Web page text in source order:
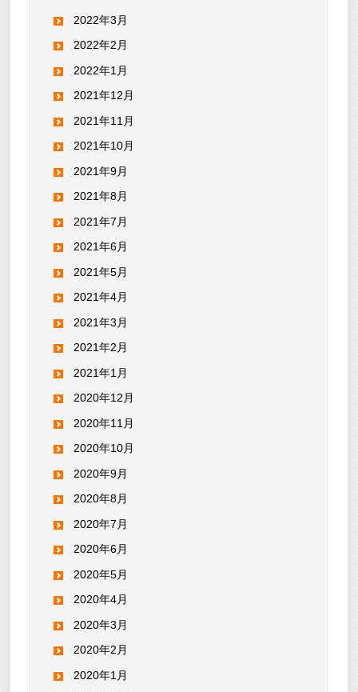
2022年3月
2022年2月
2022年1月
2021年12月
2021年11月
2021年10月
2021年9月
2021年8月
2021年7月
2021年6月
2021年5月
2021年4月
2021年3月
2021年2月
2021年1月
2020年12月
2020年11月
2020年10月
2020年9月
2020年8月
2020年7月
2020年6月
2020年5月
2020年4月
2020年3月
2020年2月
2020年1月